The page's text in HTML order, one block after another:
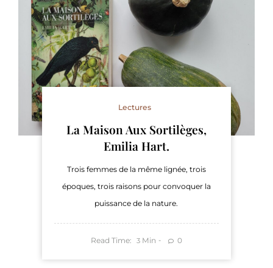
Lectures
La Maison Aux Sortilèges,
Emilia Hart.
Trois femmes de la même lignée, trois
époques, trois raisons pour convoquer la
puissance de la nature.
Read Time: 3 Min 0